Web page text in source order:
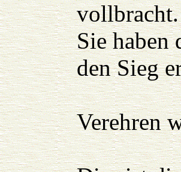
vollbracht.
Sie haben
den Sieg
Verehren